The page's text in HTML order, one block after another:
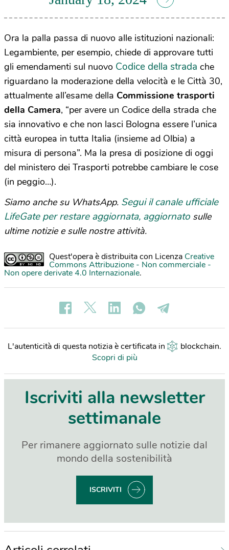
Ora la palla passa di nuovo alle istituzioni nazionali:
Legambiente, per esempio, chiede di approvare tutti
gli emendamenti sul nuovo Codice della strada che
riguardano la moderazione della velocità e le Città 30,
attualmente all’esame della Commissione trasporti
della Camera, “per avere un Codice della strada che
sia innovativo e che non lasci Bologna essere l’unica
città europea in tutta Italia (insieme ad Olbia) a
misura di persona”. Ma la presa di posizione di oggi
del ministero dei Trasporti potrebbe cambiare le cose
(in peggio…).
Siamo anche su WhatsApp. Segui il canale ufficiale
LifeGate per restare aggiornata, aggiornato sulle
ultime notizie e sulle nostre attività.
Quest'opera è distribuita con Licenza Creative
Commons Attribuzione - Non commerciale -
Non opere derivate 4.0 Internazionale.
L'autenticità di questa notizia è certificata in blockchain.
Scopri di più
Iscriviti alla newsletter
settimanale
Per rimanere aggiornato sulle notizie dal
mondo della sostenibilità
ISCRIVITI